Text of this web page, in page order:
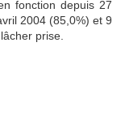
fonction depuis 27
2004 (85,0%) et 9
prise.